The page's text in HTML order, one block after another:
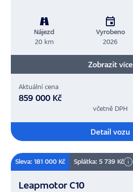
Nájezd
20 km
Vyrobeno
2026
Zobrazit více
Aktuální cena
859 000 Kč
včetně DPH
Detail vozu
Sleva: 181 000 Kč Splátka: 5 739 Kč i
Leapmotor C10